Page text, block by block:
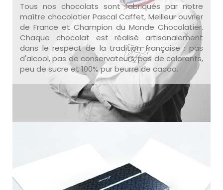
Tous nos chocolats sont fabriqués par notre
maître chocolatier Pascal Caffet, Meilleur ouvrier
de France et Champion du Monde Chocolatier.
Chaque chocolat est réalisé artisanalement
dans le respect de la tradition française : pas
d'alcool, pas de conservateurs, pas de colorants,
peu de sucre et 100% pur beurre de cacao.